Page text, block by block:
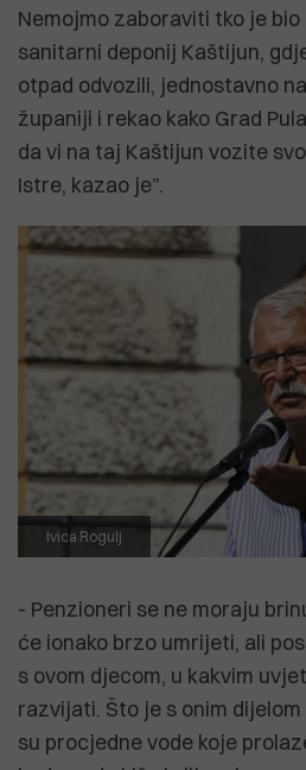
Nemojmo zaboraviti tko je
sanitarni deponij Kaštijun,
otpad odvozili, jednostavno
županiji i rekao kako Grad
da vi na taj Kaštijun vozite
Istre, kazao je”.
Ivica Rogulj
- Penzioneri se ne moraju
će ionako brzo umrijeti, ali
s ovom djecom, u kakvim
razvijati. Što je s onim
su procjedne vode koje